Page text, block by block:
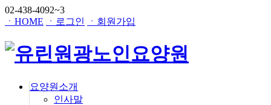
02-438-4092~3
ㆍHOME
ㆍ로그인 ㆍ회원가입
요양원소개
인사말